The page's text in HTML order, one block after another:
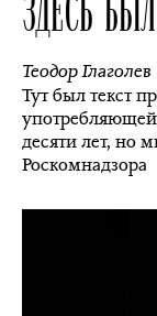
Теодор Глаголев
Тут был текст
десяти лет, но
Роскомнадзора